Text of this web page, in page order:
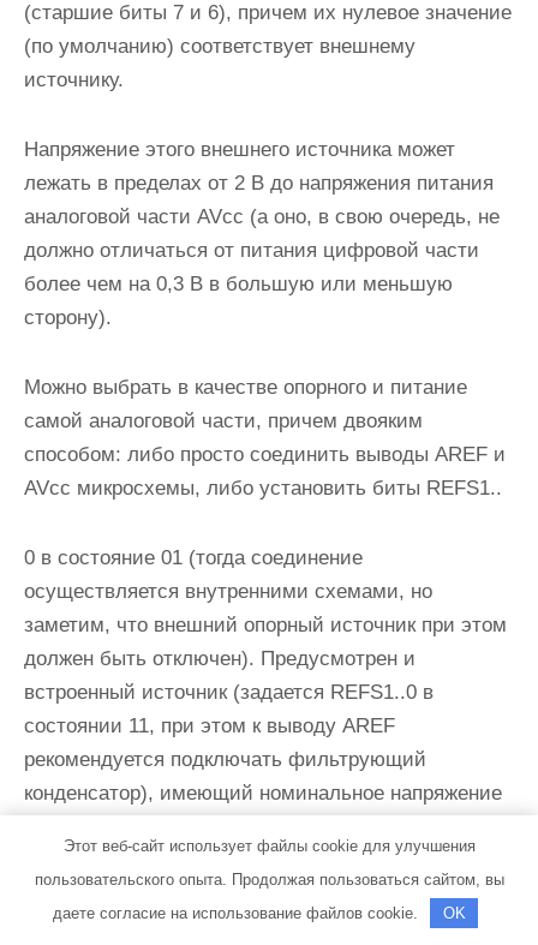
(старшие биты 7 и 6), причем их нулевое значение
(по умолчанию) соответствует внешнему
источнику.
Напряжение этого внешнего источника может
лежать в пределах от 2 В до напряжения питания
аналоговой части AVcc (а оно, в свою очередь, не
должно отличаться от питания цифровой части
более чем на 0,3 В в большую или меньшую
сторону).
Можно выбрать в качестве опорного и питание
самой аналоговой части, причем двояким
способом: либо просто соединить выводы AREF и
AVcc микросхемы, либо установить биты REFS1..
0 в состояние 01 (тогда соединение
осуществляется внутренними схемами, но
заметим, что внешний опорный источник при этом
должен быть отключен). Предусмотрен и
встроенный источник (задается REFS1..0 в
состоянии 11, при этом к выводу AREF
рекомендуется подключать фильтрующий
конденсатор), имеющий номинальное напряжение
Источник
Этот веб-сайт использует файлы cookie для улучшения
пользовательского опыта. Продолжая пользоваться сайтом, вы
даете согласие на использование файлов cookie.
OK